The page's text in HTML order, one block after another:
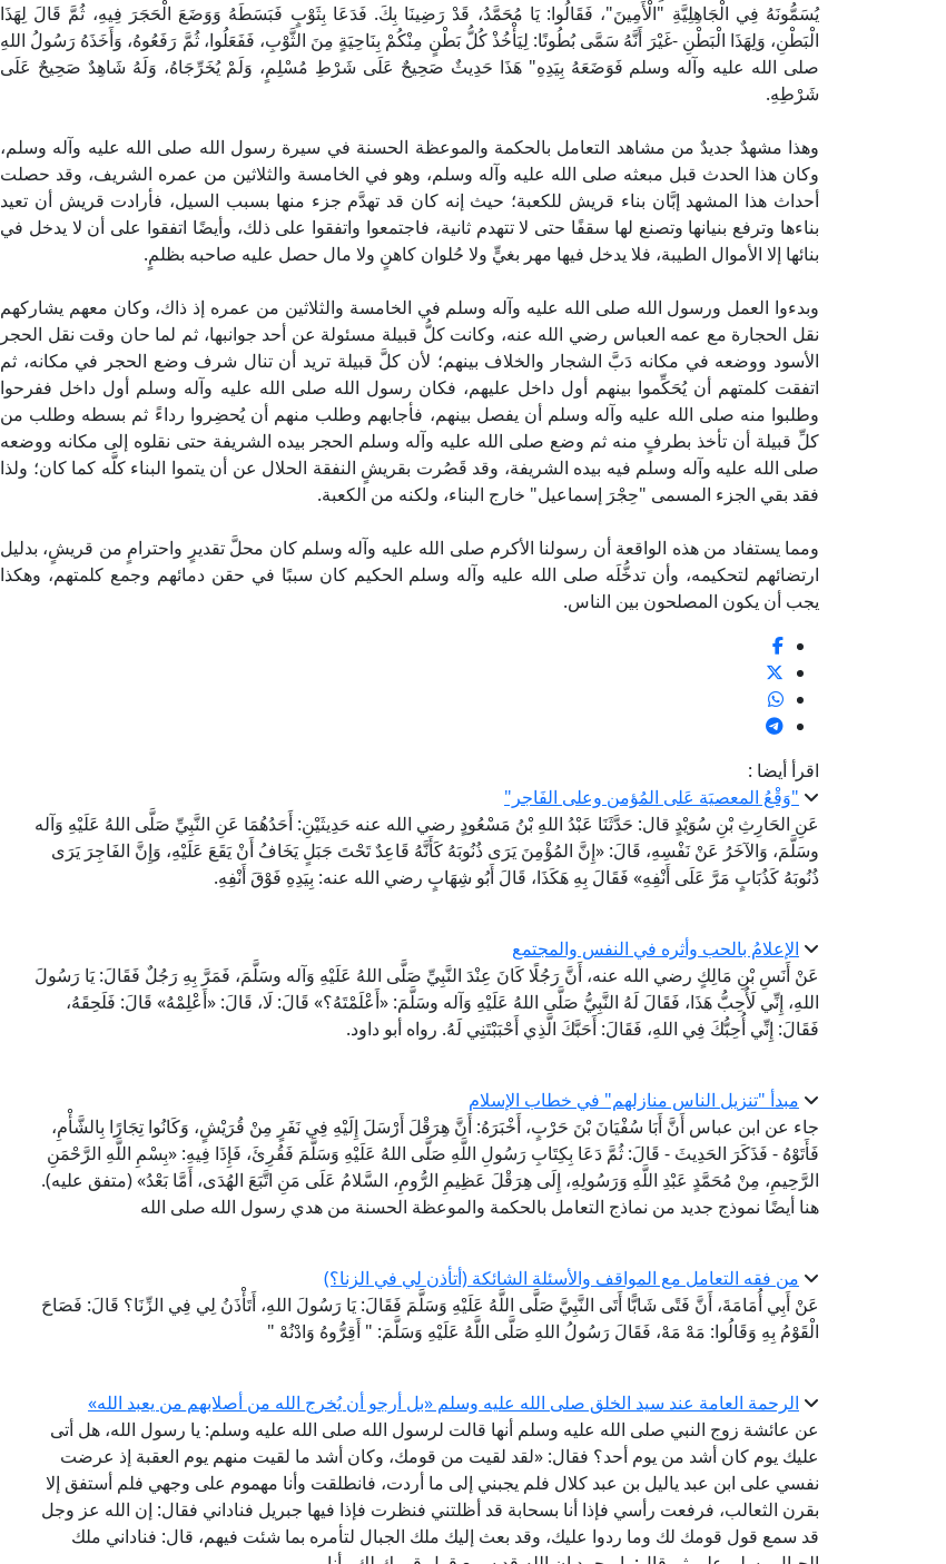
يُسَمُّونَهُ فِي الْجَاهِلِيَّةِ "الْأَمِينَ"، فَقَالُوا: يَا مُحَمَّدُ، قَدْ رَضِينَا بِكَ. فَدَعَا بِثَوْبٍ فَبَسَطَهُ وَوَضَعَ الْحَجَرَ فِيهِ، ثُمَّ قَالَ لِهَذَا
الْبَطْنِ، وَلِهَذَا الْبَطْنِ -غَيْرَ أَنَّهُ سَمَّى بُطُونًا: لِيَأْخُذْ كُلُّ بَطْنٍ مِنْكُمْ بِنَاحِيَةٍ مِنَ الثَّوْبِ، فَفَعَلُوا، ثُمَّ رَفَعُوهُ، وَأَخَذَهُ رَسُولُ اللهِ
صلى الله عليه وآله وسلم فَوَضَعَهُ بِيَدِهِ" هَذَا حَدِيثٌ صَحِيحٌ عَلَى شَرْطِ مُسْلِمٍ، وَلَمْ يُخَرِّجَاهُ، وَلَهُ شَاهِدٌ صَحِيحٌ عَلَى
شَرْطِهِ.
وهذا مشهدٌ جديدٌ من مشاهد التعامل بالحكمة والموعظة الحسنة في سيرة رسول الله صلى الله عليه وآله وسلم،
وكان هذا الحدث قبل مبعثه صلى الله عليه وآله وسلم، وهو في الخامسة والثلاثين من عمره الشريف، وقد حصلت
أحداث هذا المشهد إبَّان بناء قريش للكعبة؛ حيث إنه كان قد تهدَّم جزء منها بسبب السيل، فأرادت قريش أن تعيد
بناءها وترفع بنيانها وتصنع لها سقفًا حتى لا تتهدم ثانية، فاجتمعوا واتفقوا على ذلك، وأيضًا اتفقوا على أن لا يدخل في
بنائها إلا الأموال الطيبة، فلا يدخل فيها مهر بغيٍّ ولا حُلوان كاهنٍ ولا مال حصل عليه صاحبه بظلمٍ.
وبدءوا العمل ورسول الله صلى الله عليه وآله وسلم في الخامسة والثلاثين من عمره إذ ذاك، وكان معهم يشاركهم
نقل الحجارة مع عمه العباس رضي الله عنه، وكانت كلُّ قبيلة مسئولة عن أحد جوانبها، ثم لما حان وقت نقل الحجر
الأسود ووضعه في مكانه دَبَّ الشجار والخلاف بينهم؛ لأن كلَّ قبيلة تريد أن تنال شرف وضع الحجر في مكانه، ثم
اتفقت كلمتهم أن يُحَكِّموا بينهم أول داخل عليهم، فكان رسول الله صلى الله عليه وآله وسلم أول داخل ففرحوا
وطلبوا منه صلى الله عليه وآله وسلم أن يفصل بينهم، فأجابهم وطلب منهم أن يُحضِروا رداءً ثم بسطه وطلب من
كلِّ قبيلة أن تأخذ بطرفٍ منه ثم وضع صلى الله عليه وآله وسلم الحجر بيده الشريفة حتى نقلوه إلى مكانه ووضعه
صلى الله عليه وآله وسلم فيه بيده الشريفة، وقد قَصُرت بقريشٍ النفقة الحلال عن أن يتموا البناء كلَّه كما كان؛ ولذا
فقد بقي الجزء المسمى "حِجْرَ إسماعيل" خارج البناء، ولكنه من الكعبة.
ومما يستفاد من هذه الواقعة أن رسولنا الأكرم صلى الله عليه وآله وسلم كان محلَّ تقديرٍ واحترامٍ من قريشٍ، بدليل
ارتضائهم لتحكيمه، وأن تدخُّلَه صلى الله عليه وآله وسلم الحكيم كان سببًا في حقن دمائهم وجمع كلمتهم، وهكذا
يجب أن يكون المصلحون بين الناس.
اقرأ أيضا :
"وَقْعُ المعصيَة عَلى المُؤمن وعلى الفَاجر"
عَنِ الحَارِثِ بْنِ سُوَيْدٍ قال: حَدَّثَنَا عَبْدُ اللهِ بْنُ مَسْعُودٍ رضي الله عنه حَدِيثَيْنِ: أَحَدُهُمَا عَنِ النَّبِيِّ صَلَّى اللهُ عَلَيْهِ وَآله
وسَلَّمَ، وَالآخَرُ عَنْ نَفْسِهِ، قَالَ: «إِنَّ المُؤْمِنَ يَرَى ذُنُوبَهُ كَأَنَّهُ قَاعِدٌ تَحْتَ جَبَلٍ يَخَافُ أَنْ يَقَعَ عَلَيْهِ، وَإِنَّ الفَاجِرَ يَرَى
ذُنُوبَهُ كَذُبَابٍ مَرَّ عَلَى أَنْفِهِ» فَقَالَ بِهِ هَكَذَا، قَالَ أَبُو شِهَابٍ رضي الله عنه: بِيَدِهِ فَوْقَ أَنْفِهِ.
الإعلامُ بالحب وأثره في النفس والمجتمع
عَنْ أَنَسِ بْنِ مَالِكٍ رضي الله عنه، أَنَّ رَجُلًا كَانَ عِنْدَ النَّبِيِّ صَلَّى اللهُ عَلَيْهِ وَآله وسَلَّمَ، فَمَرَّ بِهِ رَجُلٌ فَقَالَ: يَا رَسُولَ
اللهِ، إِنِّي لَأُحِبُّ هَذَا، فَقَالَ لَهُ النَّبِيُّ صَلَّى اللهُ عَلَيْهِ وَآله وسَلَّمَ: «أَعْلَمْتَهُ؟» قَالَ: لَا، قَالَ: «أَعْلِمْهُ» قَالَ: فَلَحِقَهُ،
فَقَالَ: إِنِّي أُحِبُّكَ فِي اللهِ، فَقَالَ: أَحَبَّكَ الَّذِي أَحْبَبْتَنِي لَهُ. رواه أبو داود.
مبدأ "تنزيل الناس منازلهم" في خطاب الإسلام
جاء عن ابن عباس أَنَّ أَبَا سُفْيَانَ بْنَ حَرْبٍ، أَخْبَرَهُ: أَنَّ هِرَقْلَ أَرْسَلَ إِلَيْهِ فِي نَفَرٍ مِنْ قُرَيْشٍ، وَكَانُوا تِجَارًا بِالشَّأْمِ،
فَأَتَوْهُ - فَذَكَرَ الحَدِيثَ - قَالَ: ثُمَّ دَعَا بِكِتَابِ رَسُولِ اللَّهِ صَلَّى اللهُ عَلَيْهِ وَسَلَّمَ فَقُرِئَ، فَإِذَا فِيهِ: «بِسْمِ اللَّهِ الرَّحْمَنِ
الرَّحِيمِ، مِنْ مُحَمَّدٍ عَبْدِ اللَّهِ وَرَسُولِهِ، إِلَى هِرَقْلَ عَظِيمِ الرُّومِ، السَّلامُ عَلَى مَنِ اتَّبَعَ الهُدَى، أَمَّا بَعْدُ» (متفق عليه).
هنا أيضًا نموذج جديد من نماذج التعامل بالحكمة والموعظة الحسنة من هدي رسول الله صلى الله
من فقه التعامل مع المواقف والأسئلة الشائكة (أتأذن لي في الزنا؟)
عَنْ أَبِي أُمَامَةَ، أَنَّ فَتًى شَابًّا أَتَى النَّبِيَّ صَلَّى اللَّهُ عَلَيْهِ وَسَلَّمَ فَقَالَ: يَا رَسُولَ اللهِ، أَتَأْذَنُ لِي فِي الزِّنَا؟ قَالَ: فَصَاحَ
الْقَوْمُ بِهِ وَقَالُوا: مَهْ مَهْ، فَقَالَ رَسُولُ اللهِ صَلَّى اللَّهُ عَلَيْهِ وَسَلَّمَ: " أَقِرُّوهُ وَادْنُهْ "
الرحمة العامة عند سيد الخلق صلى الله عليه وسلم «بل أرجو أن يُخرج الله من أصلابهم من يعبد الله»
عن عائشة زوج النبي صلى الله عليه وسلم أنها قالت لرسول الله صلى الله عليه وسلم: يا رسول الله، هل أتى
عليك يوم كان أشد من يوم أحد؟ فقال: «لقد لقيت من قومك، وكان أشد ما لقيت منهم يوم العقبة إذ عرضت
نفسي على ابن عبد ياليل بن عبد كلال فلم يجبني إلى ما أردت، فانطلقت وأنا مهموم على وجهي فلم أستفق إلا
بقرن الثعالب، فرفعت رأسي فإذا أنا بسحابة قد أظلتني فنظرت فإذا فيها جبريل فناداني فقال: إن الله عز وجل
قد سمع قول قومك لك وما ردوا عليك، وقد بعث إليك ملك الجبال لتأمره بما شئت فيهم، قال: فناداني ملك